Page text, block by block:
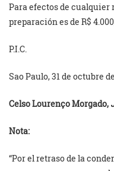
Para efectos de cualquier
preparación es de R$
P.I.C.
Sao Paulo, 31 de octubre
Celso Lourenço Morgado,
Nota:
“Por el retraso de la